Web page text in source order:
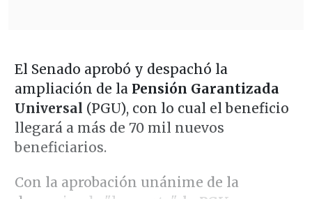
El Senado aprobó y despachó la
ampliación de laPensión Garantizada
Universal (PGU), con lo cual el beneficio
llegará a más de 70 mil nuevos
beneficiarios.
Con la aprobación unánime de la